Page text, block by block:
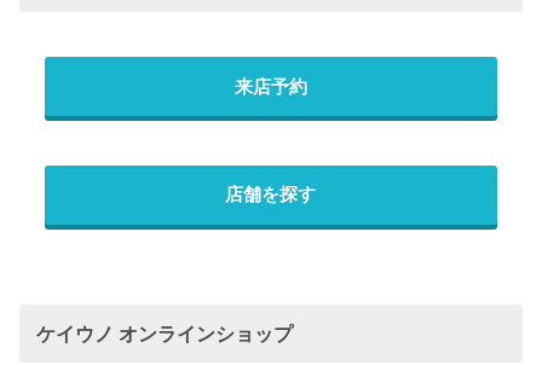
来店予約
店舗を探す
ケイウノ オンラインショップ